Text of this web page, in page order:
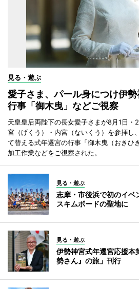
見る・遊ぶ
愛子さま、パール身につけ伊
行事「御木曳」などご視察
天皇皇后両陛下の長女愛子さまが8月1日・
宮（げくう）・内宮（ないくう）を参拝し
て替える式年遷宮の行事「御木曳（おきひ
加工作業などをご視察された。
見る・遊ぶ
志摩・市後浜で初のイ
スキムボードの聖地に
見る・遊ぶ
伊勢神宮式年遷宮応援
勢さん』の旅」刊行